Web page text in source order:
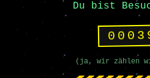
Du bist
(ja, wir zählen